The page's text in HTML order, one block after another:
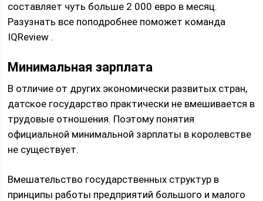
составляет чуть больше 2 000 евро в месяц.
Разузнать все поподробнее поможет команда
IQReview .
Минимальная зарплата
В отличие от других экономически развитых стран,
датское государство практически не вмешивается в
трудовые отношения. Поэтому понятия
официальной минимальной зарплаты в королевстве
не существует.
Вмешательство государственных структур в
принципы работы предприятий большого и малого